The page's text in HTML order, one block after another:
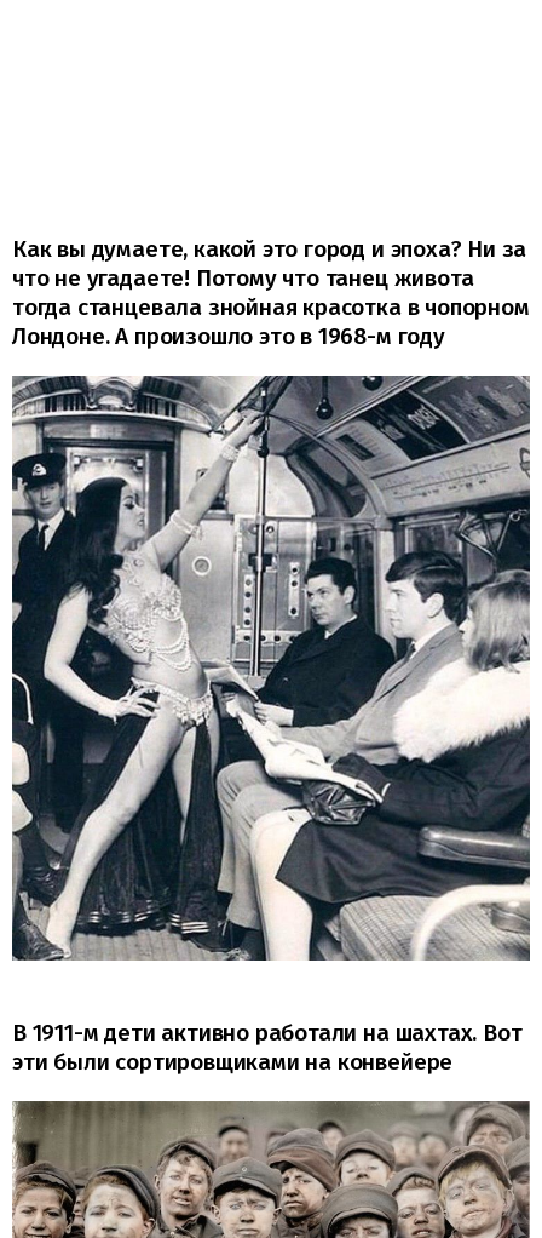
Как вы думаете, какой это город и эпоха? Ни за
что не угадаете! Потому что танец живота
тогда станцевала знойная красотка в чопорном
Лондоне. А произошло это в 1968-м году
В 1911-м дети активно работали на шахтах. Вот
эти были сортировщиками на конвейере